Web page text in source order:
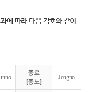
에 따라 다음 각호와 같이
종로
[종노]
Jongno